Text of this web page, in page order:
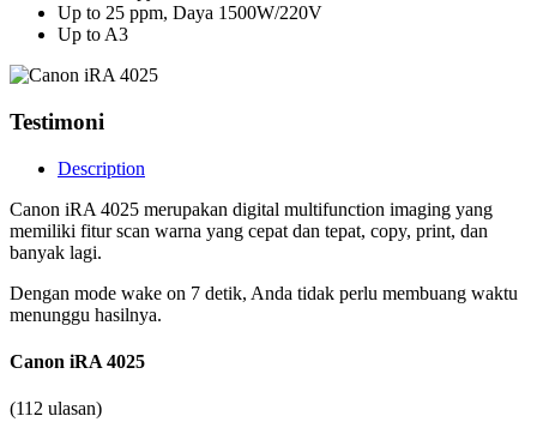
Up to 25 ppm, Daya 1500W/220V
Up to A3
Testimoni
Description
Canon iRA 4025 merupakan digital multifunction imaging yang
memiliki fitur scan warna yang cepat dan tepat, copy, print, dan
banyak lagi.
Dengan mode wake on 7 detik, Anda tidak perlu membuang waktu
menunggu hasilnya.
Canon iRA 4025
(112 ulasan)